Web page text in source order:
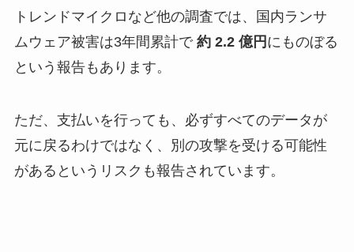
トレンドマイクロなど他の調査では、国内ランサ
ムウェア被害は3年間累計で 約 2.2 億円 にものぼる
という報告もあります。
ただ、支払いを行っても、必ずすべてのデータが
元に戻るわけではなく、別の攻撃を受ける可能性
があるというリスクも報告されています。